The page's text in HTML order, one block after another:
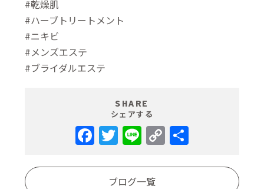
#乾燥肌
#ハーブトリートメント
#ニキビ
#メンズエステ
#ブライダルエステ
SHARE
シェアする
ブログ一覧